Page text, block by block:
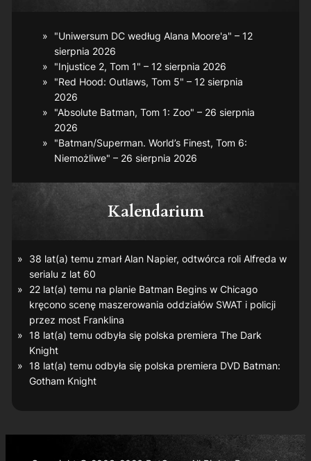
"Uniwersum DC według Alana Moore'a" – 12
sierpnia 2026
"Injustice 2, Tom 1" – 12 sierpnia 2026
"Red Hood: Outlaws, Tom 5" – 12 sierpnia
2026
"Absolute Batman, Tom 1: Zoo" – 26 sierpnia
2026
"Batman/Superman. World’s Finest, Tom 6:
Niemożliwe" – 26 sierpnia 2026
Kalendarium
38 lat(a) temu zmarł Alan Napier, odtwórca roli Alfreda w
serialu z lat 60
22 lat(a) temu na planie Batman Beginsw Chicago
kręcono scenę maszerowania oddziałów SWAT i policji
przez most Franklina
18 lat(a) temu odbyła się polska premiera The Dark
Knight
18 lat(a) temu odbyła się polska premiera DVD Batman:
Gotham Knight